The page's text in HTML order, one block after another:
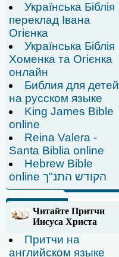
Українська Біблія
переклад Івана
Огієнка
Українська Біблія
Хоменка та Огієнка
онлайн
Библия для детей
на русском языке
King James Bible
online
Reina Valera -
Santa Biblia online
Hebrew Bible
online הקודש התנ"ך
Читайте Притчи
Иисуса Христа
Притчи на
английском языке